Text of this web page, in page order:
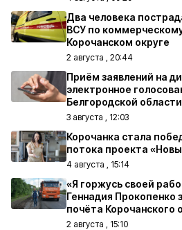
Два человека
ВСУ по
Корочанском округе
2 августа , 20:44
Приём заявлений на
электронное
Белгородской области
3 августа , 12:03
Корочанка стала
потока проекта
4 августа , 15:14
«Я горжусь своей
Геннадия Прокопенко
почёта Корочанского
2 августа , 15:10